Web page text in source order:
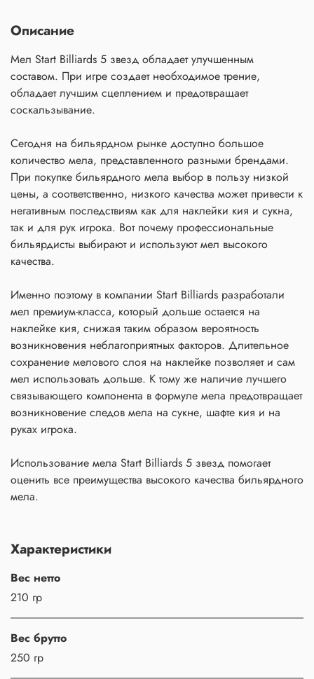
Описание
Мел Start Billiards 5 звезд обладает улучшенным
составом. При игре создает необходимое трение,
обладает лучшим сцеплением и предотвращает
соскальзывание.
Сегодня на бильярдном рынке доступно большое
количество мела, представленного разными брендами.
При покупке бильярдного мела выбор в пользу низкой
цены, а соответственно, низкого качества может привести к
негативным последствиям как для наклейки кия и сукна,
так и для рук игрока. Вот почему профессиональные
бильярдисты выбирают и используют мел высокого
качества.
Именно поэтому в компании Start Billiards разработали
мел премиум-класса, который дольше остается на
наклейке кия, снижая таким образом вероятность
возникновения неблагоприятных факторов. Длительное
сохранение мелового слоя на наклейке позволяет и сам
мел использовать дольше. К тому же наличие лучшего
связывающего компонента в формуле мела предотвращает
возникновение следов мела на сукне, шафте кия и на
руках игрока.
Использование мела Start Billiards 5 звезд помогает
оценить все преимущества высокого качества бильярдного
мела.
Характеристики
Вес нетто
210 гр
Вес брутто
250 гр